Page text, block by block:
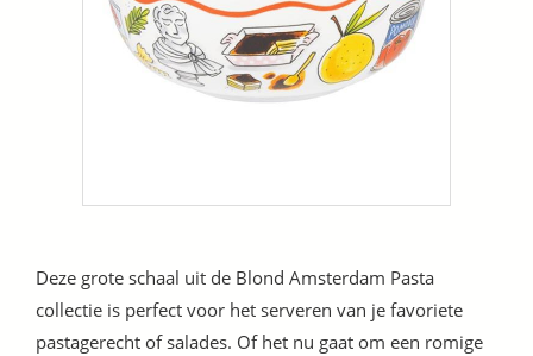
Deze grote schaal uit de Blond Amsterdam Pasta
collectie is perfect voor het serveren van je favoriete
pastagerecht of salades. Of het nu gaat om een romige